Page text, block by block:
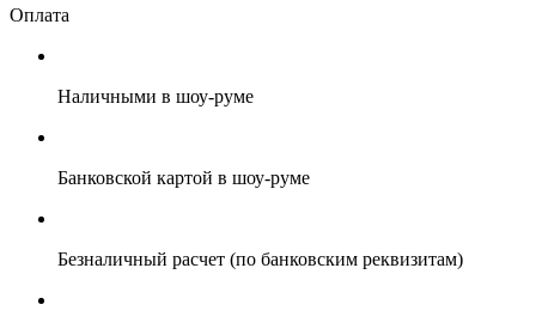
Оплата
Наличными в шоу-руме
Банковской картой в шоу-руме
Безналичный расчет (по банковским реквизитам)